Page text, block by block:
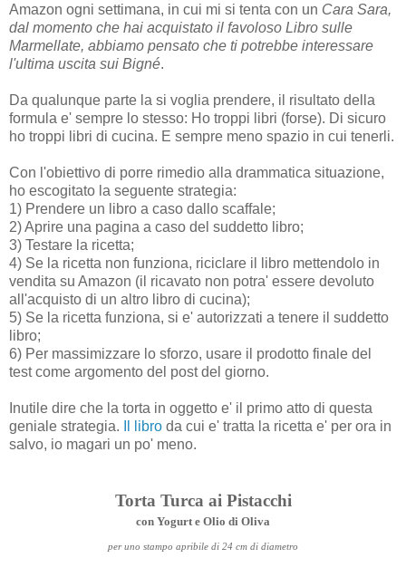
Amazon ogni settimana, in cui mi si tenta con un Cara Sara,
dal momento che hai acquistato il favoloso Libro sulle
Marmellate, abbiamo pensato che ti potrebbe interessare
l'ultima uscita sui Bigné.
Da qualunque parte la si voglia prendere, il risultato della
formula e' sempre lo stesso: Ho troppi libri (forse). Di sicuro
ho troppi libri di cucina. E sempre meno spazio in cui tenerli.
Con l'obiettivo di porre rimedio alla drammatica situazione,
ho escogitato la seguente strategia:
1) Prendere un libro a caso dallo scaffale;
2) Aprire una pagina a caso del suddetto libro;
3) Testare la ricetta;
4) Se la ricetta non funziona, riciclare il libro mettendolo in
vendita su Amazon (il ricavato non potra' essere devoluto
all'acquisto di un altro libro di cucina);
5) Se la ricetta funziona, si e' autorizzati a tenere il suddetto
libro;
6) Per massimizzare lo sforzo, usare il prodotto finale del
test come argomento del post del giorno.
Inutile dire che la torta in oggetto e' il primo atto di questa
geniale strategia.
Il libro da cui e' tratta la ricetta e' per ora in
salvo, io magari un po' meno.
Torta Turca ai Pistacchi
con Yogurt e Olio di Oliva
per uno stampo apribile di 24 cm di diametro